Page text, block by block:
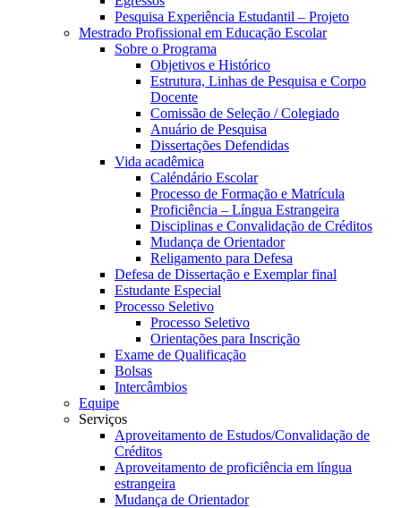
Pesquisa Experiência Estudantil – Projeto
Mestrado Profissional em Educação Escolar
Sobre o Programa
Objetivos e Histórico
Estrutura, Linhas de Pesquisa e Corpo
Docente
Comissão de Seleção / Colegiado
Anuário de Pesquisa
Dissertações Defendidas
Vida acadêmica
Caléndário Escolar
Processo de Formação e Matrícula
Proficiência – Língua Estrangeira
Disciplinas e Convalidação de Créditos
Mudança de Orientador
Religamento para Defesa
Defesa de Dissertação e Exemplar final
Estudante Especial
Processo Seletivo
Processo Seletivo
Orientações para Inscrição
Exame de Qualificação
Bolsas
Intercâmbios
Equipe
Serviços
Aproveitamento de Estudos/Convalidação de
Créditos
Aproveitamento de proficiência em língua
estrangeira
Mudança de Orientador